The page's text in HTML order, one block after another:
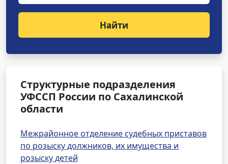
Найти
Структурные подразделения
УФССП России по Сахалинской
области
Межрайонное отделение судебных приставов
по розыску должников, их имущества и
розыску детей